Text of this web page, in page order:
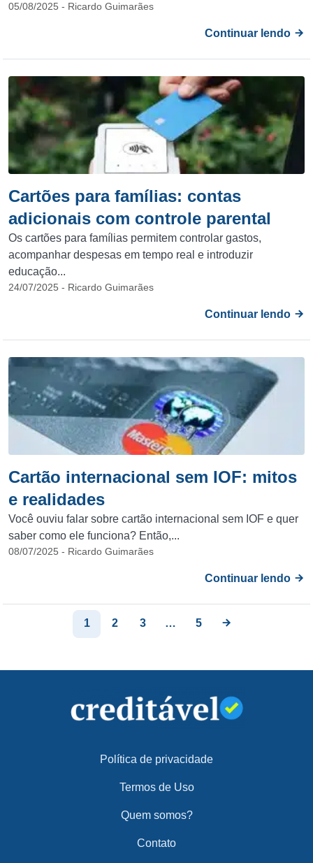
05/08/2025 - Ricardo Guimarães
Continuar lendo
Cartões para famílias: contas
adicionais com controle parental
Os cartões para famílias permitem controlar gastos,
acompanhar despesas em tempo real e introduzir
educação...
24/07/2025 - Ricardo Guimarães
Continuar lendo
Cartão internacional sem IOF: mitos
e realidades
Você ouviu falar sobre cartão internacional sem IOF e quer
saber como ele funciona? Então,...
08/07/2025 - Ricardo Guimarães
Continuar lendo
1 2 3 … 5
Política de privacidade
Termos de Uso
Quem somos?
Contato